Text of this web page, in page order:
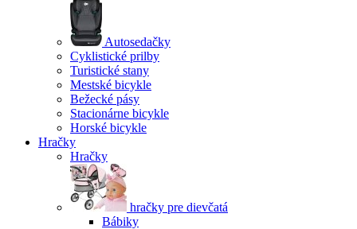
Autosedačky
Cyklistické prilby
Turistické stany
Mestské bicykle
Bežecké pásy
Stacionárne bicykle
Horské bicykle
Hračky
Hračky
hračky pre dievčatá
Bábiky